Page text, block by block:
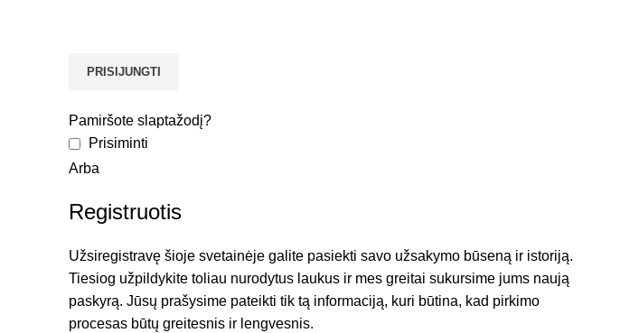
PRISIJUNGTI
Pamiršote slaptažodį?
Prisiminti
Arba
Registruotis
Užsiregistravę šioje svetainėje galite pasiekti savo užsakymo būseną ir istoriją.
Tiesiog užpildykite toliau nurodytus laukus ir mes greitai sukursime jums naują
paskyrą. Jūsų prašysime pateikti tik tą informaciją, kuri būtina, kad pirkimo
procesas būtų greitesnis ir lengvesnis.